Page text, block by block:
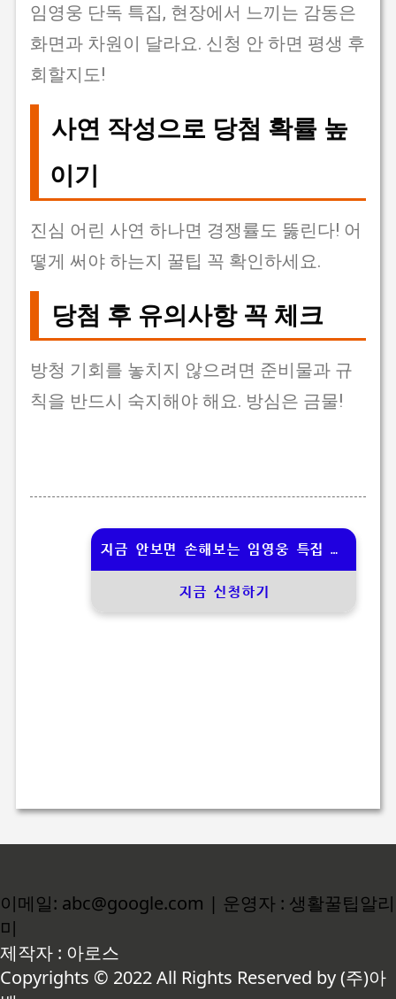
임영웅 단독 특집, 현장에서 느끼는 감동은
화면과 차원이 달라요. 신청 안 하면 평생 후
회할지도!
사연 작성으로 당첨 확률 높
이기
진심 어린 사연 하나면 경쟁률도 뚫린다! 어
떻게 써야 하는지 꿀팁 꼭 확인하세요.
당첨 후 유의사항 꼭 체크
방청 기회를 놓치지 않으려면 준비물과 규
칙을 반드시 숙지해야 해요. 방심은 금물!
지금 안보면 손해보는 임영웅 특집 방청 기회👆
지금 신청하기
이메일: abc@google.com | 운영자 : 생활꿀팁알리
미
제작자 : 아로스
Copyrights © 2022 All Rights Reserved by (주)아